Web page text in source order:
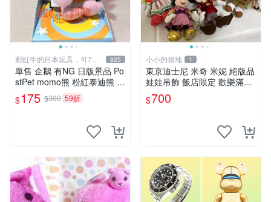
彩虹牛的日本玩具，可7取
付
825
單售 企鵝 有NG 日版景品 Po
stPet momo熊 粉紅泰迪熊 娃
娃 布偶 手指頭 娃娃
$175 $300 59折
小小的領地 1
東京迪士尼 米奇 米妮 絕版品
娃娃吊飾 飯店限定 歡樂滿人
間 復活節
$700